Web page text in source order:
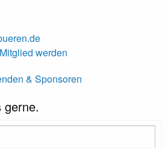
Mitglied werden
& Sponsoren
gerne.